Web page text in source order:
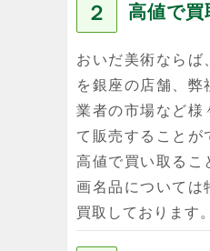
２ 高値で買
おいだ美術ならば
を銀座の店舗、弊
業者の市場など様
て販売することが
高値で買い取るこ
画名品については
買取しております。